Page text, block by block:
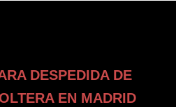
DESPEDIDA DE
EN MADRID